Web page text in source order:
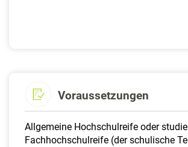
Voraussetzungen
Allgemeine Hochschulreife oder
Fachhochschulreife (der schulische